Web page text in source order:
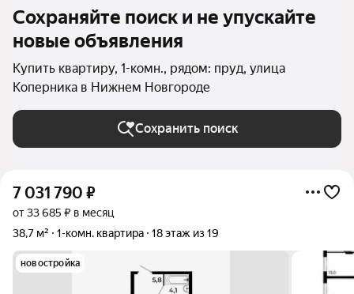
Сохраняйте поиск и не упускайте
новые объявления
Купить квартиру, 1-комн., рядом: пруд, улица
Коперника в Нижнем Новгороде
Сохранить поиск
7 031 790 ₽
от 33 685 ₽ в месяц
38,7 м²
1-комн. квартира 18 этаж из 19
новостройка